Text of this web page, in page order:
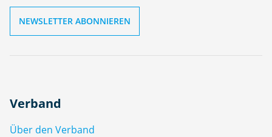
Verband
Über den Verband